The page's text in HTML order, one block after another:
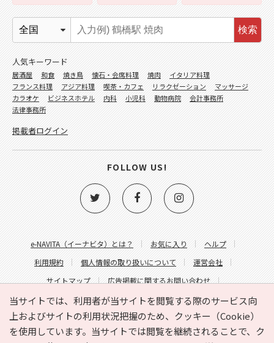
当サイトでは、利用者が当サイトを閲覧する際のサービス向
上およびサイトの利用状況把握のため、クッキー（Cookie）
を使用しています。当サイトでは閲覧を継続されることで、ク
e-NAVITA（イーナビタ）とは？ お気に入り
ヘルプ
利用規約
個人情報の取り扱いについて
運営会社
サイトマップ
広告掲載に関するお問い合わせ
サイトの内容に関するお問い合わせ
検索
人気キーワード
居酒屋 和食 焼き鳥 懐石・会席料理 焼肉
イタリア料理
フランス料理
アジア料理 喫茶・カフェ リラクゼーション
マッサージ
カラオケ
ビジネスホテル 内科 小児科 動物病院
会計事務所
法律事務所
掲載者ログイン
FOLLOW US!